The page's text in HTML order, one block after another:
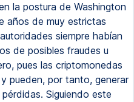
la postura de Washington
años de muy estrictas
siempre habían
de posibles fraudes u
pues las criptomonedas
pueden, por tanto, generar
Siguiendo este